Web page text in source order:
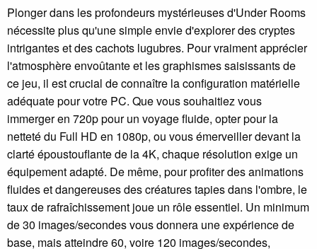
Plonger dans les profondeurs mystérieuses d'Under Rooms
nécessite plus qu'une simple envie d'explorer des cryptes
intrigantes et des cachots lugubres. Pour vraiment apprécier
l'atmosphère envoûtante et les graphismes saisissants de
ce jeu, il est crucial de connaître la configuration matérielle
adéquate pour votre PC. Que vous souhaitiez vous
immerger en 720p pour un voyage fluide, opter pour la
netteté du Full HD en 1080p, ou vous émerveiller devant la
clarté époustouflante de la 4K, chaque résolution exige un
équipement adapté. De même, pour profiter des animations
fluides et dangereuses des créatures tapies dans l'ombre, le
taux de rafraîchissement joue un rôle essentiel. Un minimum
de 30 images/secondes vous donnera une expérience de
base, mais atteindre 60, voire 120 images/secondes,